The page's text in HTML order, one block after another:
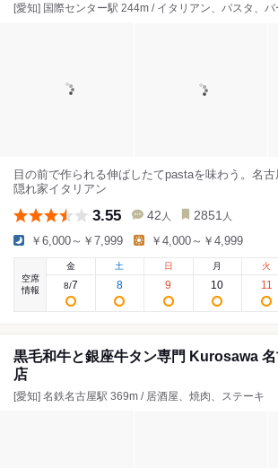
[愛知] 国際センター駅 244m / イタリアン、パスタ、バ
目の前で作られる伸ばしたてpastaを味わう。名
隠れ家イタリアン
3.55 42 人 2851 人
￥6,000～￥7,999 ￥4,000～￥4,999
空席
情報
金
8/7
土
8
日
9
月
10
火
11
黒毛和牛と銀座牛タン専門 Kurosawa
店
[愛知] 名鉄名古屋駅 369m / 居酒屋、焼肉、ステーキ